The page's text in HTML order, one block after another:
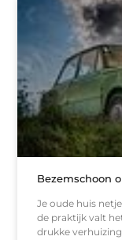
Bezemschoon
Je oude huis
de praktijk valt
drukke